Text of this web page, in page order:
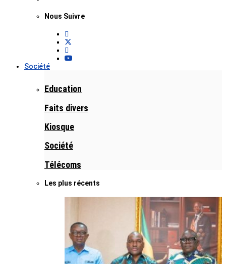
Nous Suivre
Société
Education
Faits divers
Kiosque
Société
Télécoms
Les plus récents